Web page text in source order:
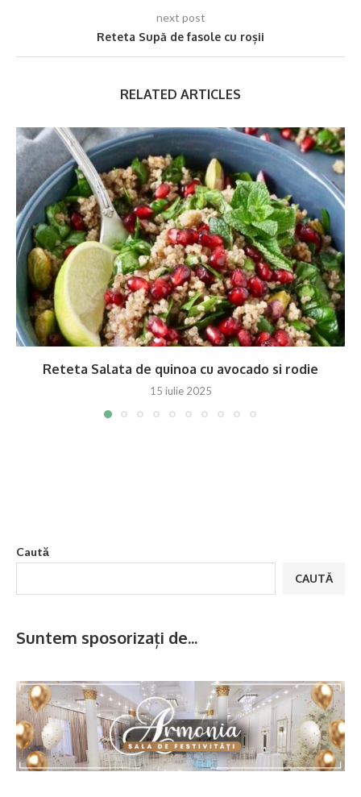
next post
Reteta Supă de fasole cu roșii
RELATED ARTICLES
Reteta Salata de quinoa cu avocado si rodie
15 iulie 2025
Caută
CAUTĂ
Suntem sposorizați de...